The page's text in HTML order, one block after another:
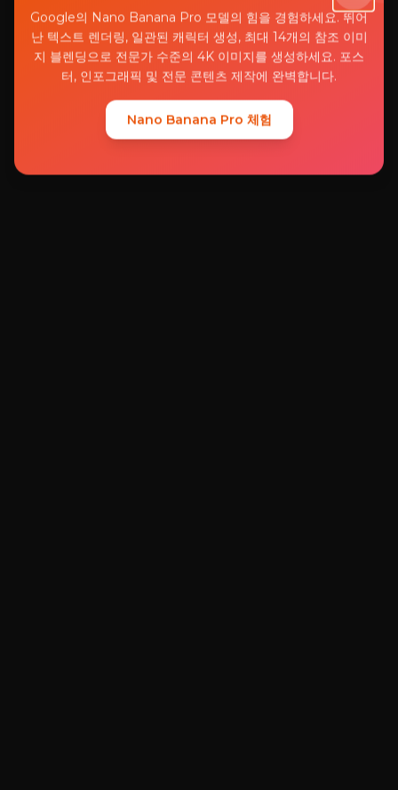
Google의 Nano Banana Pro 모델의 힘을 경험하세요. 뛰어
난 텍스트 렌더링, 일관된 캐릭터 생성, 최대 14개의 참조 이미
지 블렌딩으로 전문가 수준의 4K 이미지를 생성하세요. 포스
터, 인포그래픽 및 전문 콘텐츠 제작에 완벽합니다.
Nano Banana Pro 체험